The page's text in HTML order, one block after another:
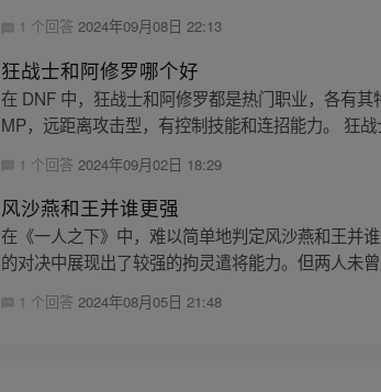
1 个回答2024年09月08日 22:13
狂战士和阿修罗哪个好
在 DNF 中，狂战士和阿修罗都是热门职业，各有
MP，远距离攻击型，有控制技能和连招能力。 狂
1 个回答 2024年09月02日 18:29
风沙燕和王并谁更强
在《一人之下》中，难以简单地判定风沙燕和王并
的对决中展现出了较强的拘灵遣将能力。但两人未
1 个回答 2024年08月05日 21:48